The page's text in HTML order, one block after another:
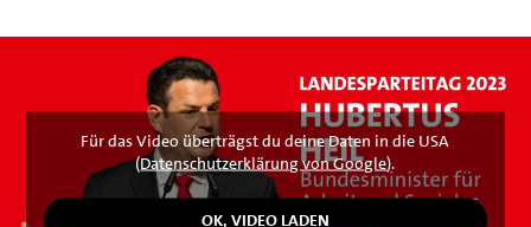
Für das Video überträgst du deine Daten in die USA
(Datenschutzerklärung von Google).